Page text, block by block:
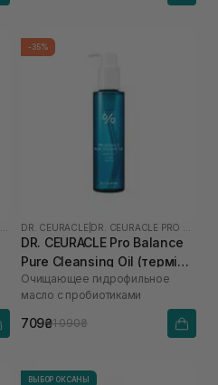
-35%
DR. CEURACLE
DR. CEURACLE Pro Balance
Pure Cleansing Oil (термін
до 01.27р.) 155 мл
Очищающее гидрофильное
масло с пробиотиками
709₴1 090₴
ВЫБОР ОКСАНЫ